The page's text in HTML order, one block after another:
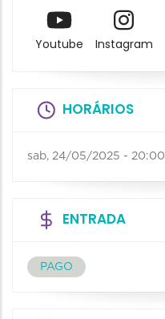
Youtube Instagram
HORÁRIOS
sab, 24/05/2025 - 20:00
ENTRADA
PAGO